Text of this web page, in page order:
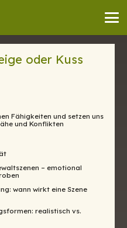
oder Kuss
Fähigkeiten und setzen uns
und Konflikten
– emotional
wann wirkt eine Szene
realistisch vs.